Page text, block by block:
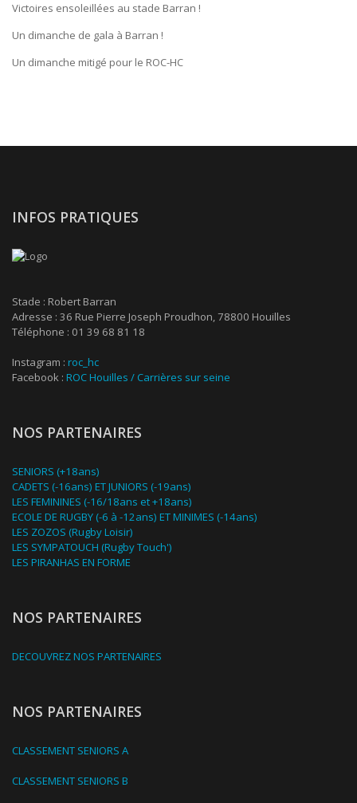
Victoires ensoleillées au stade Barran !
Un dimanche de gala à Barran !
Un dimanche mitigé pour le ROC-HC
INFOS PRATIQUES
Stade : Robert Barran
Adresse : 36 Rue Pierre Joseph Proudhon, 78800 Houilles
Téléphone : 01 39 68 81 18
Instagram : roc_hc
Facebook : ROC Houilles / Carrières sur seine
NOS PARTENAIRES
SENIORS (+18ans)
CADETS (-16ans) ET JUNIORS (-19ans)
LES FEMININES (-16/18ans et +18ans)
ECOLE DE RUGBY (-6 à -12ans) ET MINIMES (-14ans)
LES ZOZOS (Rugby Loisir)
LES SYMPATOUCH (Rugby Touch')
LES PIRANHAS EN FORME
NOS PARTENAIRES
DECOUVREZ NOS PARTENAIRES
NOS PARTENAIRES
CLASSEMENT SENIORS A
CLASSEMENT SENIORS B